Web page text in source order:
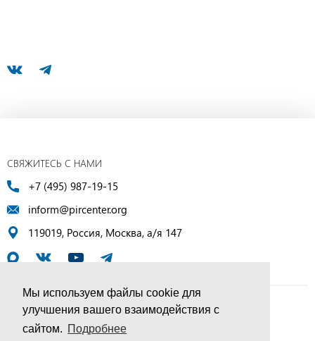
Мы используем файлы cookie для
улучшения вашего взаимодействия с
сайтом. Подробнее
СВЯЖИТЕСЬ С НАМИ
+7 (495) 987-19-15
inform@pircenter.org
119019, Россия, Москва, а/я 147
© ПИР-Центр, 1994–2025 | Все права защищены